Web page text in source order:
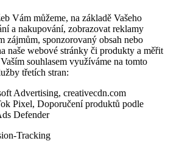
Vám můžeme, na základě Vašeho
a nakupování, zobrazovat reklamy
zájmům, sponzorovaný obsah nebo
naše webové stránky či produkty a měřit
souhlasem využíváme na tomto
třetích stran:
Advertising, creativecdn.com
Pixel, Doporučení produktů podle
Defender
Tracking